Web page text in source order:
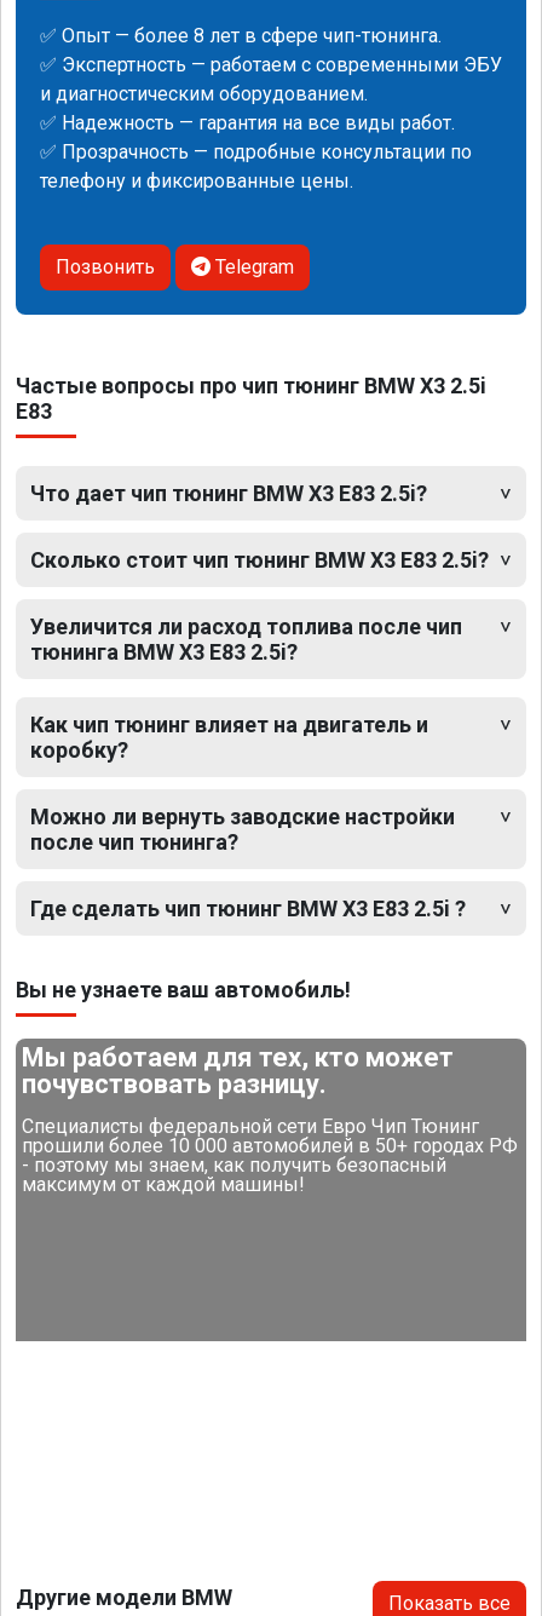
✅ Опыт — более 8 лет в сфере чип-тюнинга.
✅ Экспертность — работаем с современными ЭБУ
и диагностическим оборудованием.
✅ Надежность — гарантия на все виды работ.
✅ Прозрачность — подробные консультации по
телефону и фиксированные цены.
Позвонить Telegram
Частые вопросы про чип тюнинг BMW X3 2.5i
E83
Что дает чип тюнинг BMW X3 E83 2.5i?
Сколько стоит чип тюнинг BMW X3 E83 2.5i?
Увеличится ли расход топлива после чип
тюнинга BMW X3 E83 2.5i?
Как чип тюнинг влияет на двигатель и
коробку?
Можно ли вернуть заводские настройки
после чип тюнинга?
Где сделать чип тюнинг BMW X3 E83 2.5i ?
Вы не узнаете ваш автомобиль!
Мы работаем для тех, кто может
почувствовать разницу.
Специалисты федеральной сети Евро Чип Тюнинг
прошили более 10 000 автомобилей в 50+ городах РФ
- поэтому мы знаем, как получить безопасный
максимум от каждой машины!
Другие модели BMW Показать все